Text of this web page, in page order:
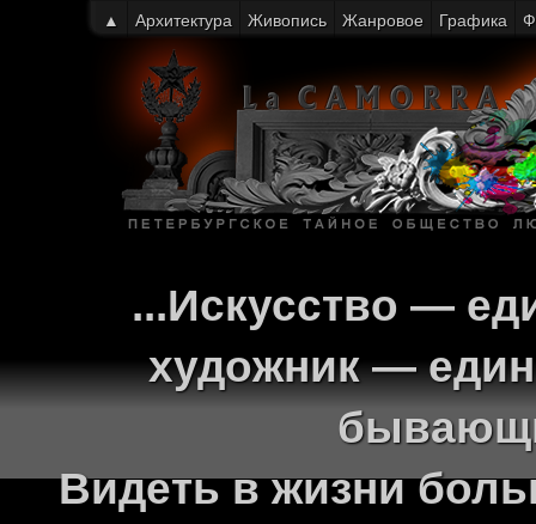
...Искусство —
художник —
Видеть в жизни
▲ Архитектура Живопись Жанровое Графика